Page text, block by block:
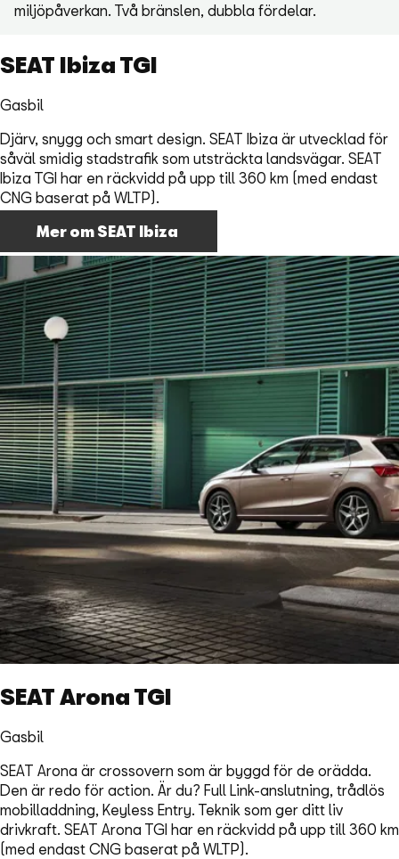
miljöpåverkan. Två bränslen, dubbla fördelar.
SEAT Ibiza TGI
Gasbil
Djärv, snygg och smart design. SEAT Ibiza är utvecklad för
såväl smidig stadstrafik som utsträckta landsvägar. SEAT
Ibiza TGI har en räckvidd på upp till 360 km (med endast
CNG baserat på WLTP).
Mer om SEAT Ibiza
SEAT Arona TGI
Gasbil
SEAT Arona är crossovern som är byggd för de orädda.
Den är redo för action. Är du? Full Link-anslutning, trådlös
mobilladdning, Keyless Entry. Teknik som ger ditt liv
drivkraft. SEAT Arona TGI har en räckvidd på upp till 360 km
(med endast CNG baserat på WLTP).